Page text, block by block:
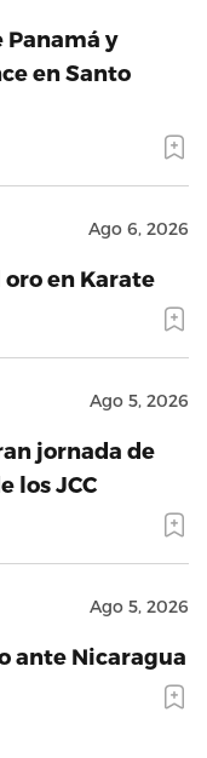
Panamá y
en Santo
Ago 6, 2026
oro en Karate
Ago 5, 2026
jornada de
los JCC
Ago 5, 2026
ante Nicaragua